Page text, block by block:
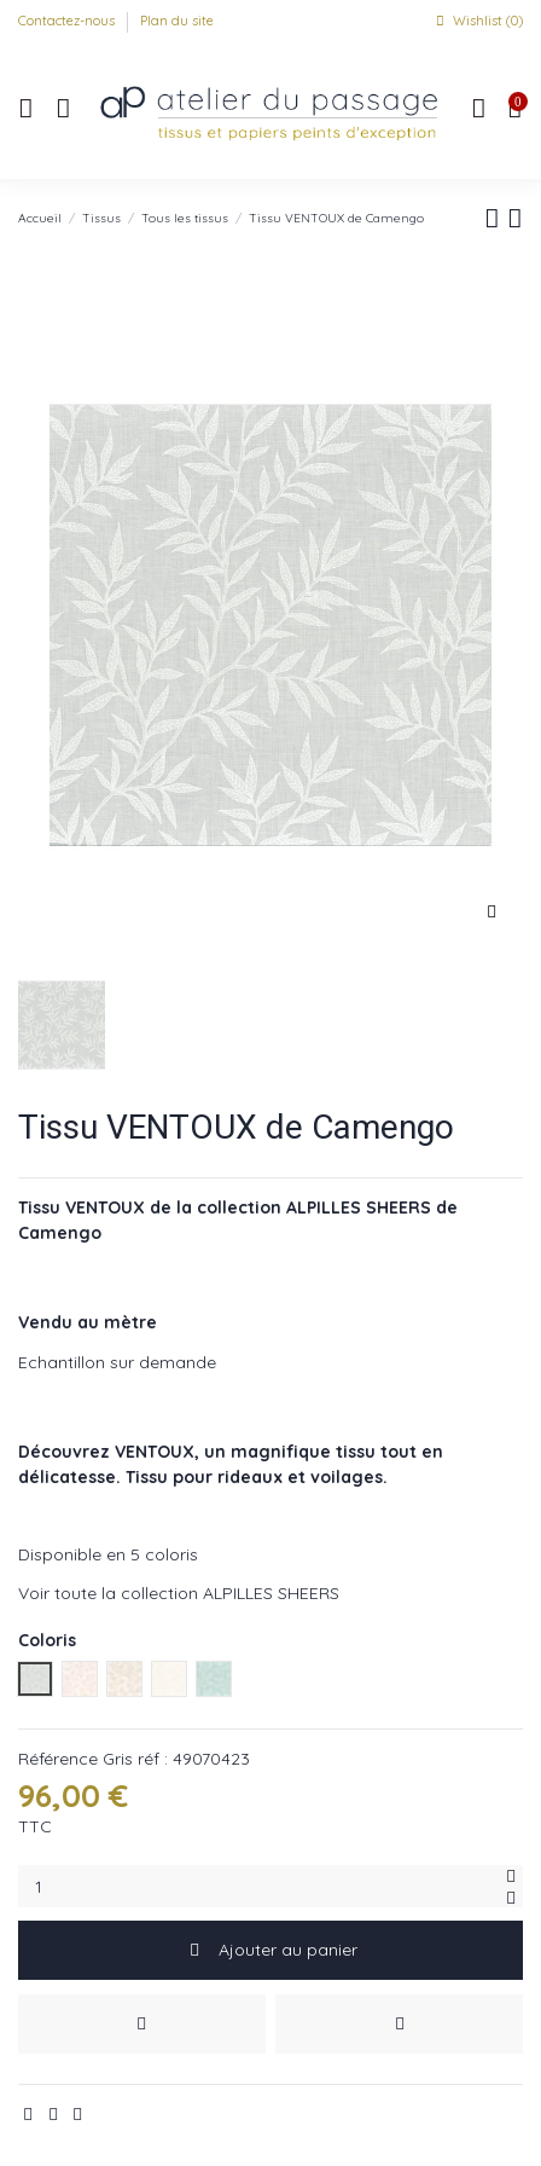
Contactez-nous Plan du site Wishlist (0)
0
Accueil Tissus Tous les tissus Tissu VENTOUX de Camengo
Tissu VENTOUX de Camengo
Tissu VENTOUX de la collection ALPILLES SHEERS de
Camengo
Vendu au mètre
Echantillon sur demande
Découvrez VENTOUX, un magnifique tissu tout en
délicatesse. Tissu pour rideaux et voilages.
Disponible en 5 coloris
Voir toute la collection ALPILLES SHEERS
Coloris
Gris réf : 49070423
Nude réf : 49070360
Référence Gris réf : 49070423
96,00 €
TTC
Ajouter au panier